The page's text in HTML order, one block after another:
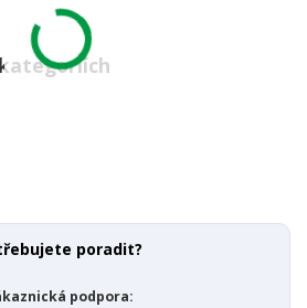
poradit?
podpora: